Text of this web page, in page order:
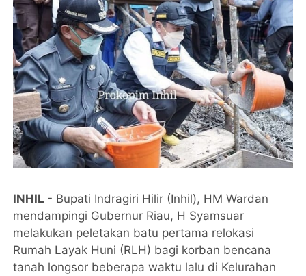
INHIL - Bupati Indragiri Hilir (Inhil), HM Wardan
mendampingi Gubernur Riau, H Syamsuar
melakukan peletakan batu pertama relokasi
Rumah Layak Huni (RLH) bagi korban bencana
tanah longsor beberapa waktu lalu di Kelurahan